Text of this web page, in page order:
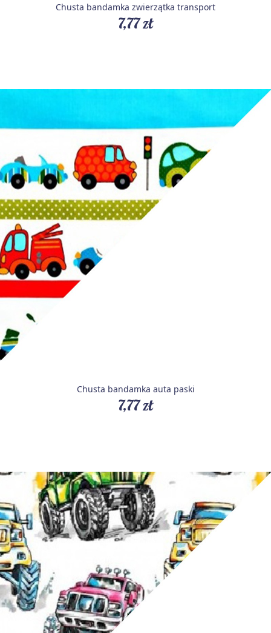
Chusta bandamka zwierzątka transport
7,77 zł
Chusta bandamka auta paski
7,77 zł